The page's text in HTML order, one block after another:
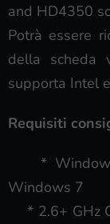
and HD4350
Potrà essere
della scheda
supporta Intel
Requisiti
* Windows
Windows 7
* 2.6+ GHz